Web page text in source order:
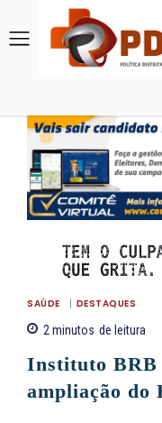
SAÚDE DESTAQUES
2minutos de leitura
Instituto BRB
ampliação do